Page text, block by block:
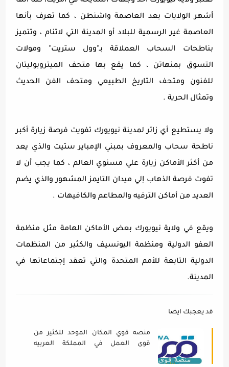
أشهر الولايات بعد العاصمة واشنطن ، كما تعرف بأنها
العاصمة غير الرسمية للبلاد أو المدينة التي لاتنام ، وتتميز
بناطحات السحاب العملاقة بـ"وول ستريت" ومولات
التسوق بمنهاتن ، كما يقع بها متحف الميتروبوليتان
للفنون ومتحف التاريخ الطبيعي ومتحف الفن الحديث
وتمثال الحرية .
ولا يستطيع أي زائر لمدينة نيويورك تفويت فرصة زيارة أكبر
ناطحة سحاب والمعروف بمبني الإمباير ستيت والذي يعد
من أكثر الأماكن زيارة علي مسنوي العالم ، كما يجب أن لا
تفوت فرصة الذهاب إلي ميدان التايمز المشهور والذي يضم
العديد من أماكن الترفيه والمطاعم والكافيهات .
ويقع في ولاية نيويورك بعض الأماكن الهامة مثل منظمة
العفو الدولية ومنظمة اليونسيف والكثير من المنظمات
الدولية التابعة للأمم المتحدة والتي تعقد إجتماعاتها في
المدينة.
قد يعجبك ايضا
منصه قوي المكان الموحد للكثير من
قوى العمل في المملكة العربيه